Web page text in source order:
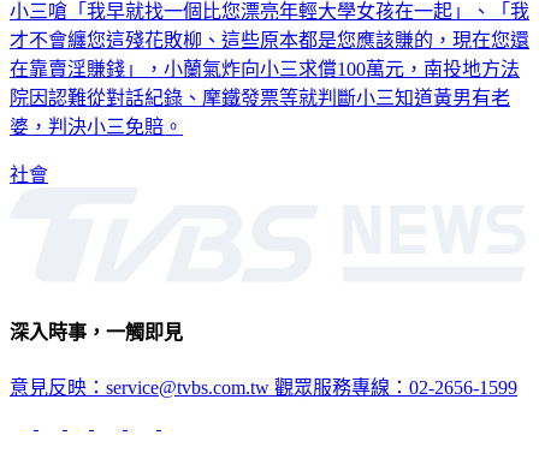
小三嗆「我早就找一個比您漂亮年輕大學女孩在一起」、「我
才不會纏您這殘花敗柳、這些原本都是您應該賺的，現在您還
在靠賣淫賺錢」，小蘭氣炸向小三求償100萬元，南投地方法
院因認難從對話紀錄、摩鐵發票等就判斷小三知道黃男有老
婆，判決小三免賠。
社會
深入時事，一觸即見
意見反映：service@tvbs.com.tw 觀眾服務專線：02-2656-1599